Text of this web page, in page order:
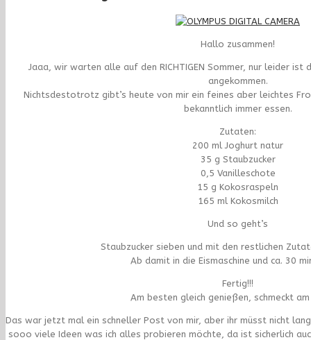
Hallo zusammen!
Jaaa, wir warten alle auf den RICHTIGEN Sommer, nur leider ist
angekommen.
Nichtsdestotrotz gibt’s heute von mir ein feines aber leichtes
bekanntlich immer essen.
Zutaten:
200 ml Joghurt natur
35 g Staubzucker
0,5 Vanilleschote
15 g Kokosraspeln
165 ml Kokosmilch
Und so geht’s
Staubzucker sieben und mit den restlichen
Ab damit in die Eismaschine und ca. 30
Fertig!!!
Am besten gleich genießen, schmeckt
Das war jetzt mal ein schneller Post von mir, aber ihr müsst nicht
sooo viele Ideen was ich alles probieren möchte, da ist sicherlich